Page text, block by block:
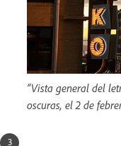
“Vista general del
oscuras, el 2 de